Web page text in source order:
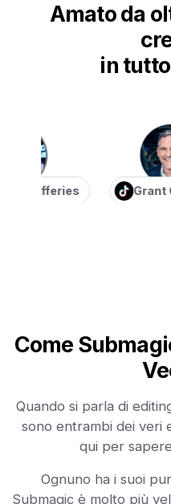
Amato da
in
Jefferies Grant
Come
Quando si parla di
sono entrambi dei veri
qui per
Ognuno ha i suoi
Submagic è molto più